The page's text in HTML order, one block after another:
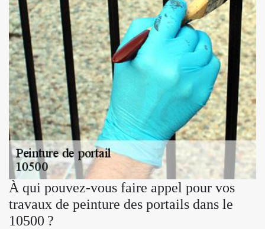
À qui pouvez-vous faire appel pour vos
travaux de peinture des portails dans le
10500 ?